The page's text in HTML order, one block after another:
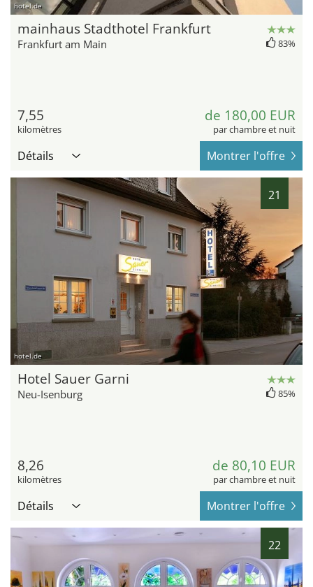
hotel.de
mainhaus Stadthotel Frankfurt
Frankfurt am Main 83%
7,55
kilomètres
de 180,00 EUR
par chambre et nuit
Détails Montrer l'offre
21
hotel.de
Hotel Sauer Garni
Neu-Isenburg 85%
8,26
kilomètres
de 80,10 EUR
par chambre et nuit
Détails Montrer l'offre
22